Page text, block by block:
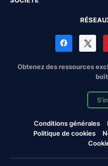
Obtenez des ressources
Conditions générales
Politique de cookies